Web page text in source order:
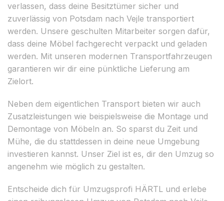
verlassen, dass deine Besitztümer sicher und
zuverlässig von Potsdam nach Vejle transportiert
werden. Unsere geschulten Mitarbeiter sorgen dafür,
dass deine Möbel fachgerecht verpackt und geladen
werden. Mit unseren modernen Transportfahrzeugen
garantieren wir dir eine pünktliche Lieferung am
Zielort.
Neben dem eigentlichen Transport bieten wir auch
Zusatzleistungen wie beispielsweise die Montage und
Demontage von Möbeln an. So sparst du Zeit und
Mühe, die du stattdessen in deine neue Umgebung
investieren kannst. Unser Ziel ist es, dir den Umzug so
angenehm wie möglich zu gestalten.
Entscheide dich für Umzugsprofi HÄRTL und erlebe